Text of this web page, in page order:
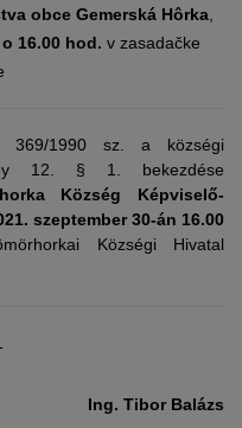
obce Gemerská Hôrka
16.00 hod. v zasadačke
369/1990 sz. a községi
12. § 1. bekezdése
Község Képviselő-
szeptember 30-án 16.00
Községi Hivatal
Ing. Tibor Balázs